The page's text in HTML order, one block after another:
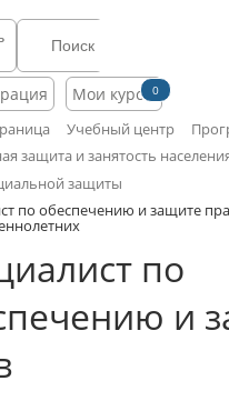
Мои курсы0
Учебный центр
защита и занятость
защиты
по обеспечению и защите
по
и